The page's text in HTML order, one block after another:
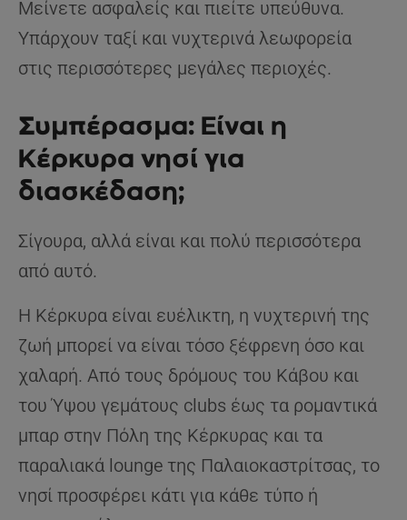
Μείνετε ασφαλείς και πιείτε υπεύθυνα.
Υπάρχουν ταξί και νυχτερινά λεωφορεία
στις περισσότερες μεγάλες περιοχές.
Συμπέρασμα: Είναι η
Κέρκυρα νησί για
διασκέδαση;
Σίγουρα, αλλά είναι και πολύ περισσότερα
από αυτό.
Η Κέρκυρα είναι ευέλικτη, η νυχτερινή της
ζωή μπορεί να είναι τόσο ξέφρενη όσο και
χαλαρή. Από τους δρόμους του Κάβου και
του Ύψου γεμάτους clubs έως τα ρομαντικά
μπαρ στην Πόλη της Κέρκυρας και τα
παραλιακά lounge της Παλαιοκαστρίτσας, το
νησί προσφέρει κάτι για κάθε τύπο ή